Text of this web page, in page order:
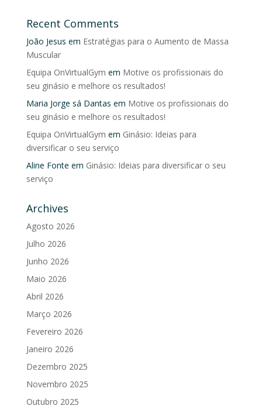
Recent Comments
João Jesus em Estratégias para o Aumento de Massa
Muscular
Equipa OnVirtualGym em Motive os profissionais do
seu ginásio e melhore os resultados!
Maria Jorge sá Dantas em Motive os profissionais do
seu ginásio e melhore os resultados!
Equipa OnVirtualGym em Ginásio: Ideias para
diversificar o seu serviço
Aline Fonte em Ginásio: Ideias para diversificar o seu
serviço
Archives
Agosto 2026
Julho 2026
Junho 2026
Maio 2026
Abril 2026
Março 2026
Fevereiro 2026
Janeiro 2026
Dezembro 2025
Novembro 2025
Outubro 2025